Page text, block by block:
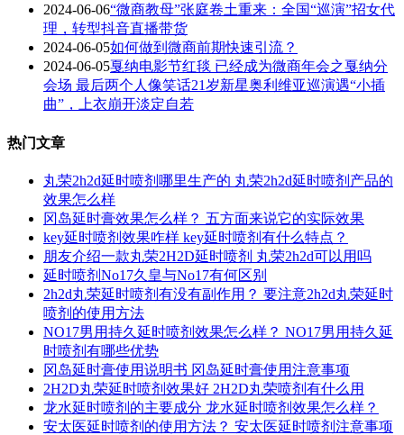
2024-06-06“微商教母”张庭卷土重来：全国“巡演”招女代
理，转型抖音直播带货
2024-06-05如何做到微商前期快速引流？
2024-06-05戛纳电影节红毯 已经成为微商年会之戛纳分
会场 最后两个人像笑话21岁新星奥利维亚巡演遇“小插
曲”，上衣崩开淡定自若
热门文章
丸荣2h2d延时喷剂哪里生产的 丸荣2h2d延时喷剂产品的
效果怎么样
冈岛延时膏效果怎么样？ 五方面来说它的实际效果
key延时喷剂效果咋样 key延时喷剂有什么特点？
朋友介绍一款丸荣2H2D延时喷剂 丸荣2h2d可以用吗
延时喷剂No17久皇与No17有何区别
2h2d丸荣延时喷剂有没有副作用？ 要注意2h2d丸荣延时
喷剂的使用方法
NO17男用持久延时喷剂效果怎么样？ NO17男用持久延
时喷剂有哪些优势
冈岛延时膏使用说明书 冈岛延时膏使用注意事项
2H2D丸荣延时喷剂效果好 2H2D丸荣喷剂有什么用
龙水延时喷剂的主要成分 龙水延时喷剂效果怎么样？
安太医延时喷剂的使用方法？ 安太医延时喷剂注意事项